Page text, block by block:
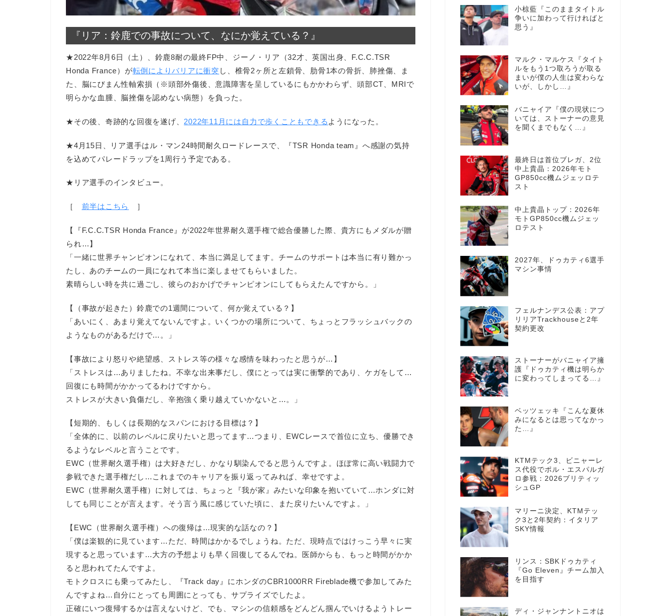
『リア：鈴鹿での事故について、なにか覚えている？』
★2022年8月6日（土）、鈴鹿8耐の最終FP中、ジーノ・リア（32才、英国出身、F.C.C.TSR
Honda France）が転倒によりバリアに衝突 し、椎骨2ヶ所と左鎖骨、肋骨1本の骨折、肺挫傷、ま
た、脳にびまん性軸索損（※頭部外傷後、意識障害を呈しているにもかかわらず、頭部CT、MRIで
明らかな血腫、脳挫傷を認めない病態）を負った。
★その後、奇跡的な回復を遂げ、 2022年11月には自力で歩くこともできる ようになった。
★4月15日、リア選手はル・マン24時間耐久ロードレースで、『TSR Honda team』へ感謝の気持
を込めてパレードラップを1周行う予定である。
★リア選手のインタビュー。
［ 前半はこちら ］
【『F.C.C.TSR Honda France』が2022年世界耐久選手権で総合優勝した際、貴方にもメダルが贈
られ…】
「一緒に世界チャンピオンになれて、本当に満足してます。チームのサポートは本当に有り難かっ
たし、あのチームの一員になれて本当に楽しませてもらいました。
素晴らしい時を共に過ごし、彼らのおかげでチャンピオンにしてもらえたんですから。」
【（事故が起きた）鈴鹿での1週間について、何か覚えている？】
「あいにく、あまり覚えてないんですよ。いくつかの場所について、ちょっとフラッシュバックの
ようなものがあるだけで…。」
【事故により怒りや絶望感、ストレス等の様々な感情を味わったと思うが…】
「ストレスは…ありましたね。不幸な出来事だし、僕にとっては実に衝撃的であり、ケガをして…
回復にも時間がかかってるわけですから。
ストレスが大きい負傷だし、辛抱強く乗り越えていかないと…。」
【短期的、もしくは長期的なスパンにおける目標は？】
「全体的に、以前のレベルに戻りたいと思ってます…つまり、EWCレースで首位に立ち、優勝でき
るようなレベルと言うことです。
EWC（世界耐久選手権）は大好きだし、かなり馴染んでると思うんですよ。ほぼ常に高い戦闘力で
参戦できた選手権だし…これまでのキャリアを振り返ってみれば、幸せですよ。
EWC（世界耐久選手権）に対しては、ちょっと『我が家』みたいな印象を抱いていて…ホンダに対
しても同じことが言えます。そう言う風に感じていた頃に、また戻りたいんですよ。」
【EWC（世界耐久選手権）への復帰は…現実的な話なの？】
「僕は楽観的に見ています…ただ、時間はかかるでしょうね。ただ、現時点ではけっこう早々に実
現すると思っています…大方の予想よりも早く回復してるんでね。医師からも、もっと時間がかか
ると思われてたんですよ。
モトクロスにも乗ってみたし、『Track day』にホンダのCBR1000RR Fireblade機で参加してみた
んですよね…自分にとっても周囲にとっても、サプライズでしたよ。
正確にいつ復帰するかは言えないけど、でも、マシンの信頼感をどんどん掴んでいけるようトレー
小椋藍『このままタイトル
争いに加わって行ければと
思う』
マルク・マルケス『タイト
ルをもう1つ取ろうが取る
まいが僕の人生は変わらな
いが、しかし…』
バニャイア『僕の現状につ
いては、ストーナーの意見
を聞くまでもなく…』
最終日は首位ブレガ、2位
中上貴晶：2026年モト
GP850cc機ムジェッロテ
スト
中上貴晶トップ：2026年
モトGP850cc機ムジェッ
ロテスト
2027年、ドゥカティ6選手
マシン事情
フェルナンデス公表：アプ
リリアTrackhouseと2年
契約更改
ストーナーがバニャイア擁
護『ドゥカティ機は明らか
に変わってしまってる…』
ベッツェッキ『こんな夏休
みになるとは思ってなかっ
た…』
KTMテック3、ビニャーレ
ス代役でポル・エスパルガ
ロ参戦：2026ブリティッ
シュGP
マリーニ決定、KTMテッ
ク3と2年契約：イタリア
SKY情報
リンス：SBKドゥカティ
『Go Eleven』チーム加入
を目指す
ディ・ジャンナントニオは